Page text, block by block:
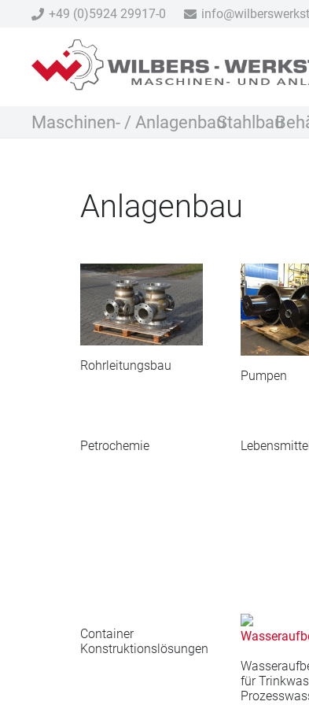
+49 (0)5924 29917-0
Maschinen- / AnlagenbauStahlbau
Anlagenbau
Rohrleitungsbau
Pumpen
Petrochemie
Container
Konstruktionslösungen
für